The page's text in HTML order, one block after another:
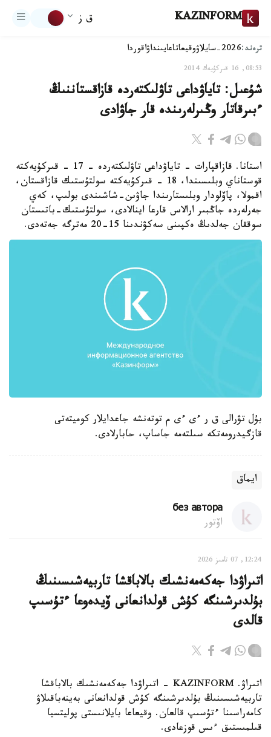
KAZINFORM ق ز
ترەند:2026-سايلاۋ وقيعاتاعايىنداۋاقوردا
08:53, 16 قىركۇيەك 2014
شۇعىل: تاياۋداعى تاۋلىكتەردە قازاقستاننىڭ
ءبىرقاتار وڭىرلەرىندە قار جاۋادى
استانا. قازاقپارات - تاياۋداعى تاۋلىكتەردە - 17 - قىركۇيەكتە
قوستاناي وبلىسىندا، 18 - قىركۇيەكتە سولتۇستىك قازاقستان،
اقمولا، پاۆلودار وبلىستارىندا جاۋىن-شاشىندى بولىپ، كەي
جەرلەردە جاڭبىر ارالاس قارعا اينالادى، سولتۇستىك-باتىستان
سوققان جەلدىڭ ەكپىنى سەكۋندىنا 15-20 مەترگە جەتەدى.
بۇل تۋرالى ق ر ءى ءى م توتەنشە جاعدايلار كوميتەتى
قازگيدرومەتكە سىلتەمە جاساپ، حابارلادى.
ايماق
без автора
اۆتور
12:24, 07 تامىز 2026
اتىراۋدا جەكەمەنشىك بالاباقشا تاربيەشىسىنىڭ
بۇلدىرشىنگە كۇش قولدانعانى ۆيدەوعا ءتۇسىپ
قالدى
اتىراۋ. KAZINFORM - اتىراۋدا جەكەمەنشىك بالاباقشا
تاربيەشىسىنىڭ بۇلدىرشىنگە كۇش قولدانعانى بەينەباقىلاۋ
كامەراسىنا ءتۇسىپ قالعان. وقيعاعا بايلانىستى پوليتسيا
قىلمىستىق ءىس قوزعادى.